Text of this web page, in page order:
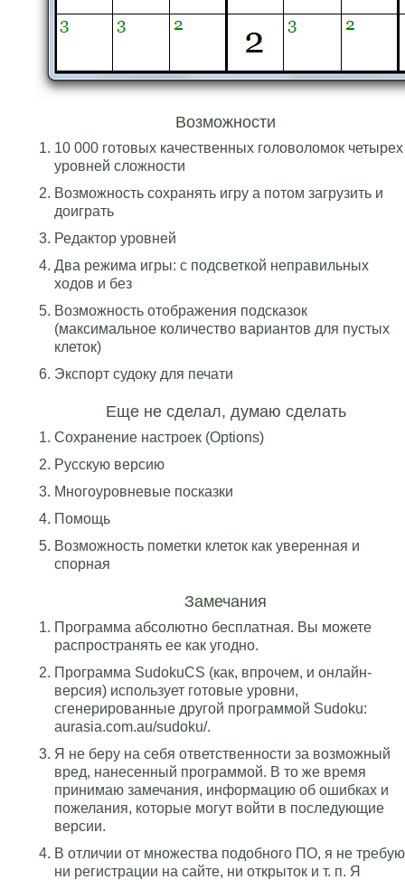
Возможности
10 000 готовых качественных головоломок четырех
уровней сложности
Возможность сохранять игру а потом загрузить и
доиграть
Редактор уровней
Два режима игры: с подсветкой неправильных
ходов и без
Возможность отображения подсказок
(максимальное количество вариантов для пустых
клеток)
Экспорт судоку для печати
Еще не сделал, думаю сделать
Сохранение настроек (Options)
Русскую версию
Многоуровневые посказки
Помощь
Возможность пометки клеток как уверенная и
спорная
Замечания
Программа абсолютно бесплатная. Вы можете
распространять ее как угодно.
Программа SudokuCS (как, впрочем, и онлайн-
версия) использует готовые уровни,
сгенерированные другой программой Sudoku:
aurasia.com.au/sudoku/.
Я не беру на себя ответственности за возможный
вред, нанесенный программой. В то же время
принимаю замечания, информацию об ошибках и
пожелания, которые могут войти в последующие
версии.
В отличии от множества подобного ПО, я не требую
ни регистрации на сайте, ни открыток и т. п. Я